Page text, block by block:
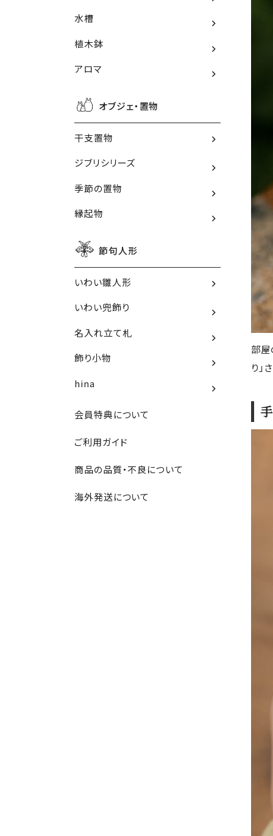
水槽
植木鉢
アロマ
オブジェ・置物
干支置物
ジブリシリーズ
季節の置物
縁起物
節句人形
いわい雛人形
いわい兜飾り
名入れ立て札
飾り小物
hina
会員特典について
ご利用ガイド
商品の品質・不良について
海外発送について
部屋
り」